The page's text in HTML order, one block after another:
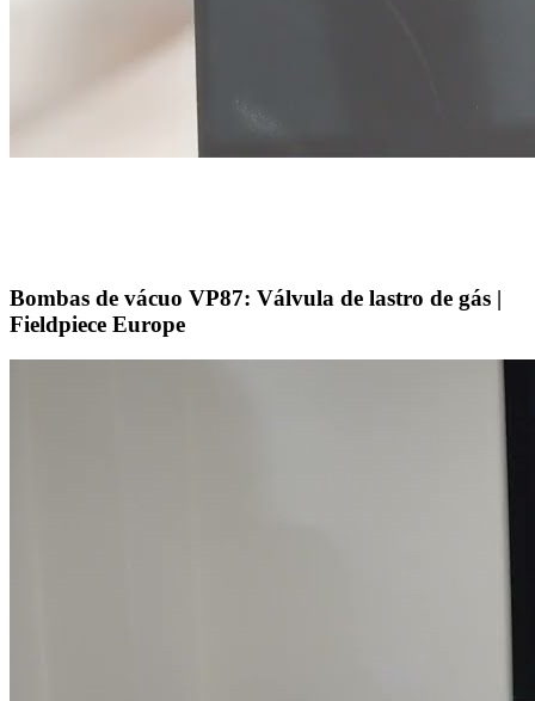
Bombas de vácuo VP87: Válvula de lastro de gás |
Fieldpiece Europe